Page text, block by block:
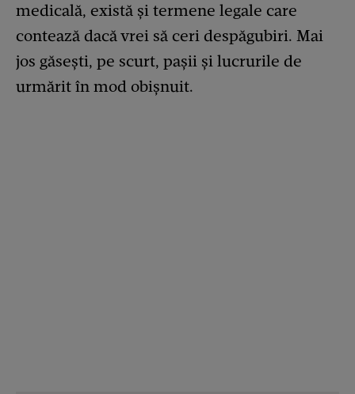
medicală, există și termene legale care
contează dacă vrei să ceri despăgubiri. Mai
jos găsești, pe scurt, pașii și lucrurile de
urmărit în mod obișnuit.